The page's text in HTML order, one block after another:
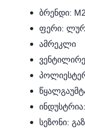
ბრენდი:
ფერი:
ამრეკლი
სეზონი: